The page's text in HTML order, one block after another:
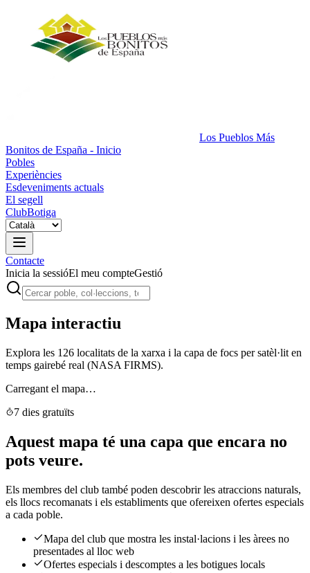
Los Pueblos Más
Bonitos de España - Inicio
Pobles
Experiències
Esdeveniments actuals
El segell
ClubBotiga
Contacte
Inicia la sessióEl meu compteGestió
Mapa interactiu
Explora les 126 localitats de la xarxa i la capa de focs per satèl·lit en
temps gairebé real (NASA FIRMS).
Carregant el mapa…
7 dies gratuïts
Aquest mapa té una capa que encara no
pots veure.
Els membres del club també poden descobrir les atraccions naturals,
els llocs recomanats i els establiments que ofereixen ofertes especials
a cada poble.
Mapa del club que mostra les instal·lacions i les àrees no
presentades al lloc web
Ofertes especials i descomptes a les botigues locals